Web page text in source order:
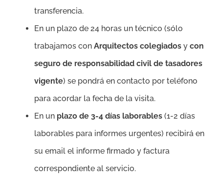
transferencia.
En un plazo de 24 horas un técnico (sólo
trabajamos con Arquitectos colegiados y con
seguro de responsabilidad civil de tasadores
vigente) se pondrá en contacto por teléfono
para acordar la fecha de la visita.
En un plazo de 3-4 días laborables (1-2 días
laborables para informes urgentes) recibirá en
su email el informe firmado y factura
correspondiente al servicio.